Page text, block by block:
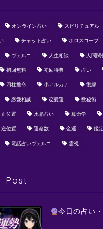
オンライン占い スピリチュアル
チャット占い ホロスコープ
ヴェルニ 人生相談 人間関
初回無料 初回特典 占い
四柱推命 小アルカナ 復縁
恋愛相談 恋愛運 数秘術
正位置 水晶占い 算命学
逆位置 運命数 金運 鑑
電話占いヴェルニ 霊視
Post
今日の占い